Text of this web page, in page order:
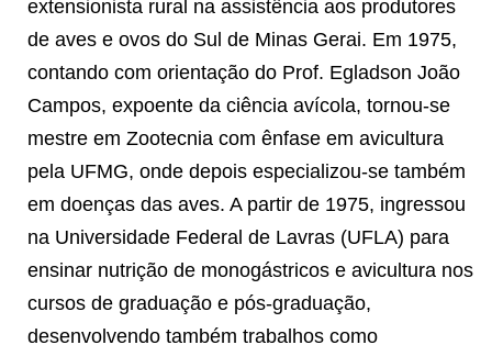
extensionista rural na assistência aos produtores
de aves e ovos do Sul de Minas Gerai. Em 1975,
contando com orientação do Prof. Egladson João
Campos, expoente da ciência avícola, tornou-se
mestre em Zootecnia com ênfase em avicultura
pela UFMG, onde depois especializou-se também
em doenças das aves. A partir de 1975, ingressou
na Universidade Federal de Lavras (UFLA) para
ensinar nutrição de monogástricos e avicultura nos
cursos de graduação e pós-graduação,
desenvolvendo também trabalhos como